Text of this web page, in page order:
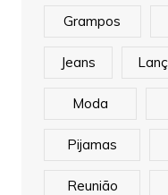
Grampos
Jeans
Moda
Pijamas
Reunião